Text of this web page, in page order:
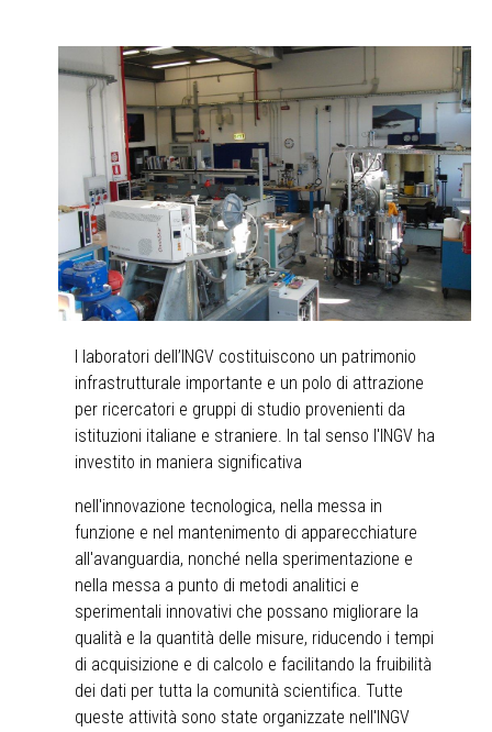
I laboratori dell’INGV costituiscono un patrimonio
infrastrutturale importante e un polo di attrazione
per ricercatori e gruppi di studio provenienti da
istituzioni italiane e straniere. In tal senso l'INGV ha
investito in maniera significativa
nell'innovazione tecnologica, nella messa in
funzione e nel mantenimento di apparecchiature
all'avanguardia, nonché nella sperimentazione e
nella messa a punto di metodi analitici e
sperimentali innovativi che possano migliorare la
qualità e la quantità delle misure, riducendo i tempi
di acquisizione e di calcolo e facilitando la fruibilità
dei dati per tutta la comunità scientifica. Tutte
queste attività sono state organizzate nell'INGV